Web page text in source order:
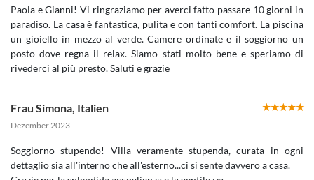
Paola e Gianni! Vi ringraziamo per averci fatto passare 10 giorni in
paradiso. La casa è fantastica, pulita e con tanti comfort. La piscina
un gioiello in mezzo al verde. Camere ordinate e il soggiorno un
posto dove regna il relax. Siamo stati molto bene e speriamo di
rivederci al più presto. Saluti e grazie
Frau Simona Italien
Dezember 2023
Soggiorno stupendo! Villa veramente stupenda, curata in ogni
dettaglio sia all'interno che all'esterno...ci si sente davvero a casa.